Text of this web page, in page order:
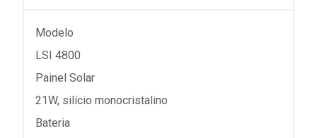
Modelo
LSI 4800
Painel Solar
21W, silício monocristalino
Bateria